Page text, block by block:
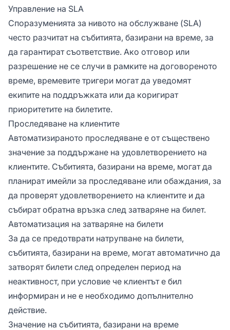
Управление на SLA
Споразуменията за нивото на обслужване (SLA)
често разчитат на събитията, базирани на време, за
да гарантират съответствие. Ако отговор или
разрешение не се случи в рамките на договореното
време, времевите тригери могат да уведомят
екипите на поддръжката или да коригират
приоритетите на билетите.
Проследяване на клиентите
Автоматизираното проследяване е от съществено
значение за поддържане на удовлетворението на
клиентите. Събитията, базирани на време, могат да
планират имейли за проследяване или обаждания, за
да проверят удовлетворението на клиентите и да
събират обратна връзка след затваряне на билет.
Автоматизация на затваряне на билети
За да се предотврати натрупване на билети,
събитията, базирани на време, могат автоматично да
затворят билети след определен период на
неактивност, при условие че клиентът е бил
информиран и не е необходимо допълнително
действие.
Значение на събитията, базирани на време